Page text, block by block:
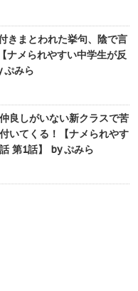
きまとわれた挙句、陰で言
ナメられやすい中学生が反
ぷみら
良しがいない新クラスで苦
いてくる！【ナメられやす
第1話】 by ぷみら